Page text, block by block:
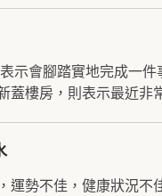
示會腳踏實地完成一
蓋樓房，則表示最近非
運勢不佳，健康狀況不